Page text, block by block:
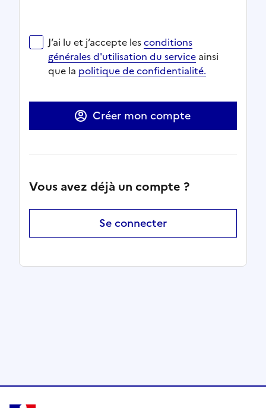
J‘ai lu et j‘accepte lesconditions générales
Ouverture dans un nouvel onglet
Ouverture dans un nouvel onglet
J‘ai lu et j‘accepte lesconditions
générales d'utilisation du service
Ouverture dans un nouvel onglet
ainsi
que la politique de confidentialité.
Créer mon compte
Vous avez déjà un compte ?
Se connecter